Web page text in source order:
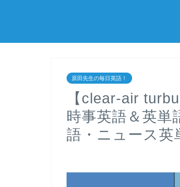
原田先生の毎日英語！
【clear-air
時事英語＆英単
語・ニュース英